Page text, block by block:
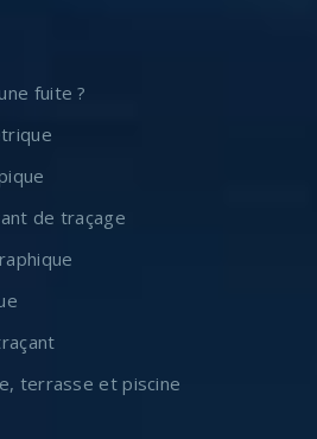
fuite ?
de traçage
terrasse et piscine